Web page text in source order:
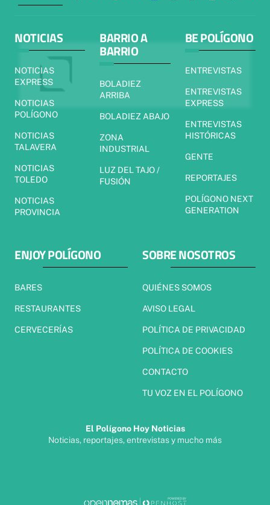
NOTICIAS
NOTICIAS
EXPRESS
NOTICIAS
POLÍGONO
NOTICIAS
TALAVERA
NOTICIAS
TOLEDO
NOTICIAS
PROVINCIA
BARRIO A
BARRIO
BOLADIEZ
ARRIBA
BOLADIEZ ABAJO
ZONA
INDUSTRIAL
LUZ DEL TAJO /
FUSIÓN
BE POLÍGONO
ENTREVISTAS
ENTREVISTAS
EXPRESS
ENTREVISTAS
HISTÓRICAS
GENTE
REPORTAJES
POLÍGONO NEXT
GENERATION
ENJOY POLÍGONO
BARES
RESTAURANTES
CERVECERÍAS
SOBRE NOSOTROS
QUIÉNES SOMOS
AVISO LEGAL
POLÍTICA DE PRIVACIDAD
POLÍTICA DE COOKIES
CONTACTO
TU VOZ EN EL POLÍGONO
El Polígono Hoy Noticias
Noticias, reportajes, entrevistas y mucho más